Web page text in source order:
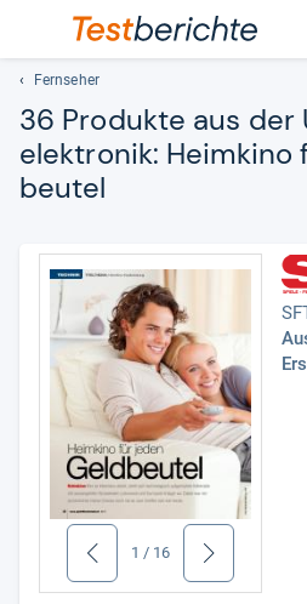
Fernseher
36 Pro­dukte aus
elek­tro­nik:
beu­tel
zurück 1 / 16 weiter